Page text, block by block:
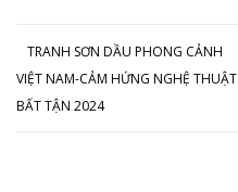
TRANH SƠN DẦU PHONG CẢNH
VIỆT NAM-CẢM HỨNG NGHỆ THUẬT
BẤT TẬN 2024